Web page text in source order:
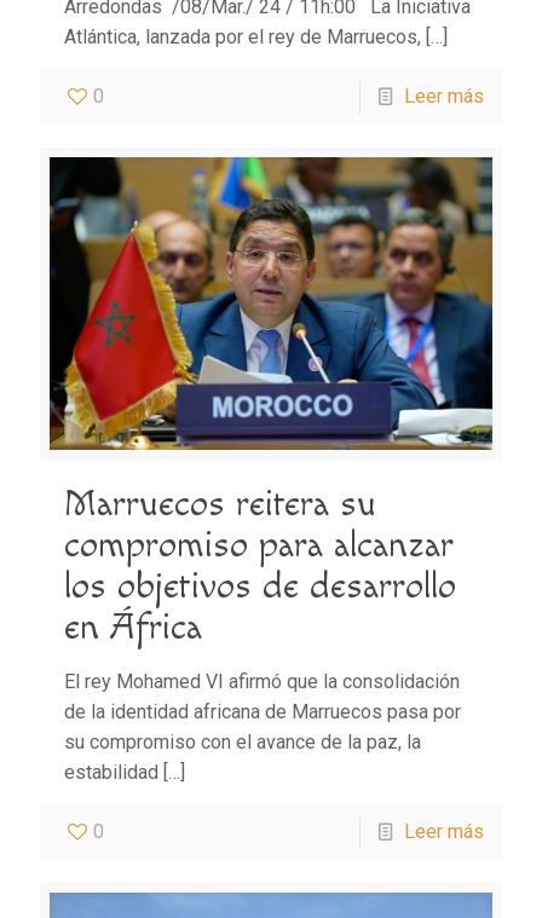
Arredondas /08/Mar./ 24 / 11h:00 La Iniciativa
Atlántica, lanzada por el rey de Marruecos, […]
0 Leer más
Marruecos reitera su
compromiso para alcanzar
los objetivos de desarrollo
en África
El rey Mohamed VI afirmó que la consolidación
de la identidad africana de Marruecos pasa por
su compromiso con el avance de la paz, la
estabilidad […]
0 Leer más